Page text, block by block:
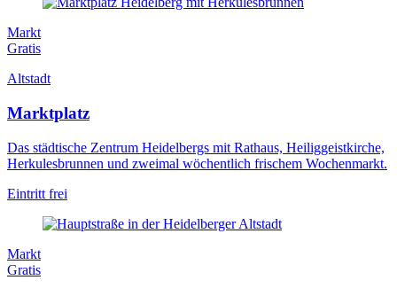
Markt
Gratis
Altstadt
Marktplatz
Das städtische Zentrum Heidelbergs mit Rathaus, Heiliggeistkirche,
Herkulesbrunnen und zweimal wöchentlich frischem Wochenmarkt.
Eintritt frei
Markt
Gratis